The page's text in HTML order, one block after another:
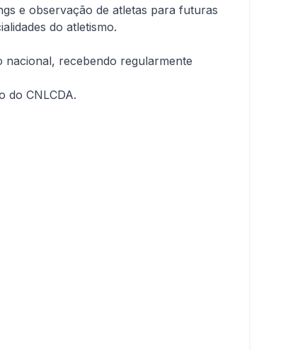
e observação de atletas para futuras
do atletismo.
nacional, recebendo regularmente
do CNLCDA.